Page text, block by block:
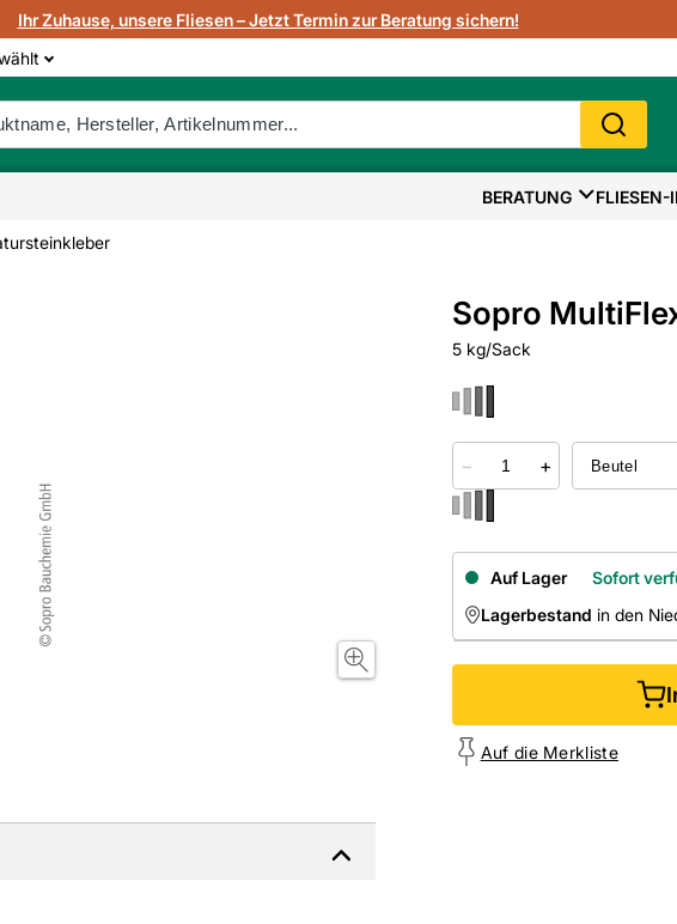
Ihr Zuhause, unsere Fliesen – Jetzt Termin zur Beratung sichern!
BERATUNG FLIESEN-
Sopro
5 kg/Sack
− +
Auf Lager
Sofort
Lagerbestand in den
NIEDERLASSUNGEN
Auf die Merkliste